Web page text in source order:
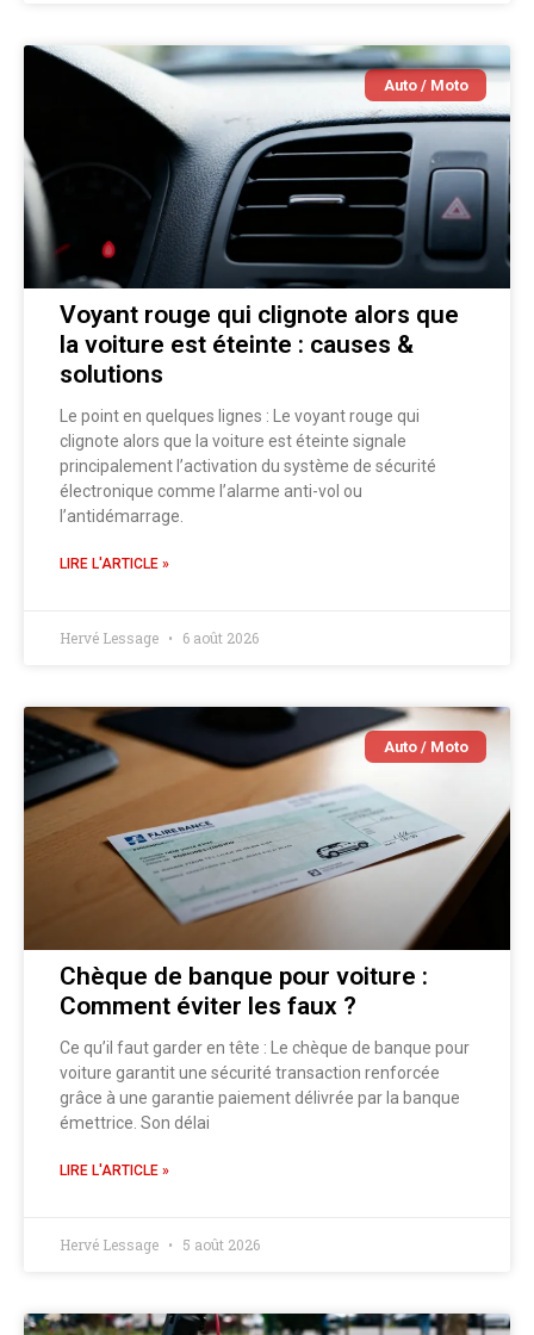
Auto / Moto
Voyant rouge qui clignote alors que
la voiture est éteinte : causes &
solutions
Le point en quelques lignes : Le voyant rouge qui
clignote alors que la voiture est éteinte signale
principalement l’activation du système de sécurité
électronique comme l’alarme anti-vol ou
l’antidémarrage.
LIRE L'ARTICLE »
Hervé Lessage 6 août 2026
Auto / Moto
Chèque de banque pour voiture :
Comment éviter les faux ?
Ce qu’il faut garder en tête : Le chèque de banque pour
voiture garantit une sécurité transaction renforcée
grâce à une garantie paiement délivrée par la banque
émettrice. Son délai
LIRE L'ARTICLE »
Hervé Lessage 5 août 2026